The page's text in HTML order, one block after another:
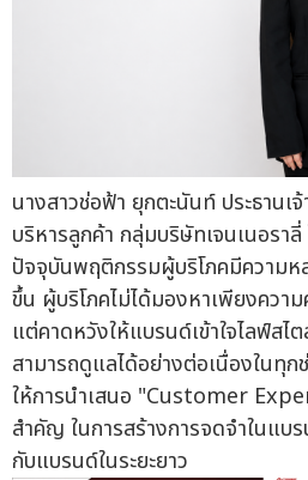
นางสาวช่อฟ้า ยุกตะนันท์ ประธานเ
บริหารลูกค้า กลุ่มบริษัทเจนเนอรา
ปัจจุบันพฤติกรรมผู้บริโภคมีความห
ขึ้น ผู้บริโภคไม่ได้มองหาเพียงควา
แต่คาดหวังให้แบรนด์เข้าใจไลฟ์สไ
สามารถดูแลได้อย่างต่อเนื่องในทุก
ให้การนำเสนอ "Customer
สำคัญ ในการสร้างการจดจำในแบ
กับแบรนด์ในระยะยาว